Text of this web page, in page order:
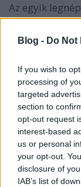
Blog - Do
If you wish to
processing of
targeted
section to
opt-out request
interest-based
us or personal
your opt-out.
disclosure of
IAB’s list of
Az egyik
ami szinte
nagyon
tetszenek a
vöröshagyma